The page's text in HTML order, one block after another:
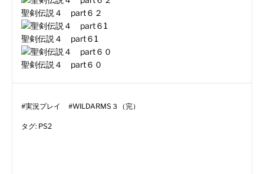
聖剣伝説４ part６２
聖剣伝説４ part６1
聖剣伝説４ part６０
#実況プレイ #WILDARMS３（完）
タグ: PS2